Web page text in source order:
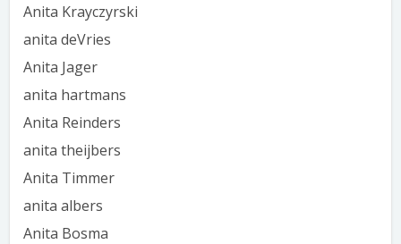
Anita Krayczyrski
anita deVries
Anita Jager
anita hartmans
Anita Reinders
anita theijbers
Anita Timmer
anita albers
Anita Bosma